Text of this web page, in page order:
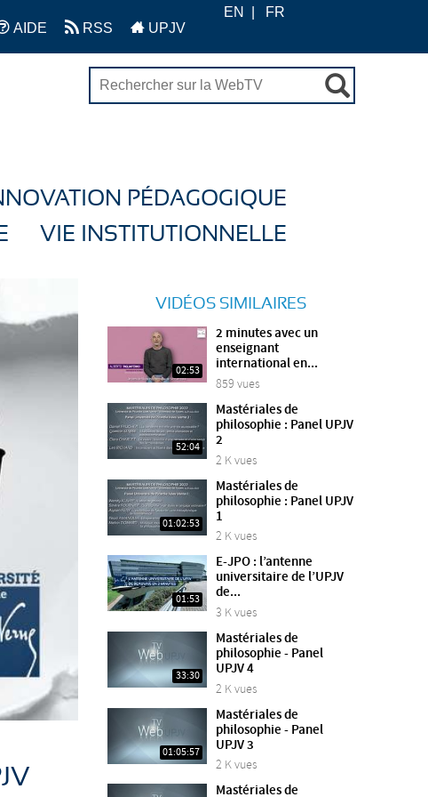
AIDE RSS UPJV
EN FR
PÉDAGOGIQUE
VIE INSTITUTIONNELLE
VIDÉOS SIMILAIRES
02:53
2 minutes avec un
enseignant
international en...
859 vues
52:04
Mastériales de
philosophie : Panel UPJV
2
2 K vues
01:02:53
Mastériales de
philosophie : Panel UPJV
1
2 K vues
01:53
E-JPO : l’antenne
universitaire de l’UPJV
de...
3 K vues
33:30
Mastériales de
philosophie - Panel
UPJV 4
2 K vues
01:05:57
Mastériales de
philosophie - Panel
UPJV 3
2 K vues
Mastériales de